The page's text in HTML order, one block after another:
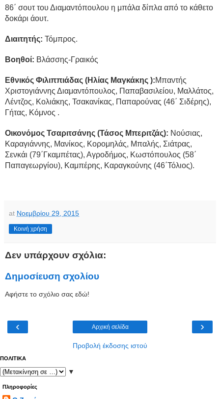
86΄ σουτ του Διαμαντόπουλου η μπάλα δίπλα από το κάθετο
δοκάρι άουτ.
Διαιτητής: Τόμπρος.
Βοηθοί: Βλάσσης-Γραικός
Εθνικός Φιλιππιάδας (Ηλίας Μαγκάκης ):Μπαντής
Χριστογιάννης Διαμαντόπουλος, Παπαβασιλείου, Μαλλάτος,
Λέντζος, Κολιάκης, Τσακανίκας, Παπαρούνας (46΄ Σιδέρης),
Γήτας, Κόμνος .
Οικονόμος Τσαριτσάνης (Τάσος Μπεριτζάς): Νούσιας,
Καραγιάννης, Μανίκος, Κορομηλάς, Μπαλής, Σιάτρας,
Σενκάι (79΄Γκαμπέτας), Αγροδήμος, Κωστόπουλος (58΄
Παπαγεωργίου), Καμπέρης, Καραγκούνης (46΄Τόλιος).
at Νοεμβρίου 29, 2015
Κοινή χρήση
Δεν υπάρχουν σχόλια:
Δημοσίευση σχολίου
Αφήστε το σχόλιο σας εδώ!
‹ ›
Αρχική σελίδα
Προβολή έκδοσης ιστού
ΠΟΛΙΤΙΚΑ
▼
Πληροφορίες